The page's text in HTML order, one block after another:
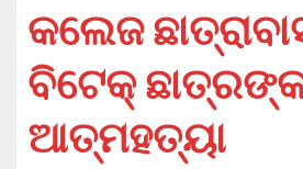
କଲେଜ
ବିଟେକ୍
ଆତ୍ମହତ୍ୟା